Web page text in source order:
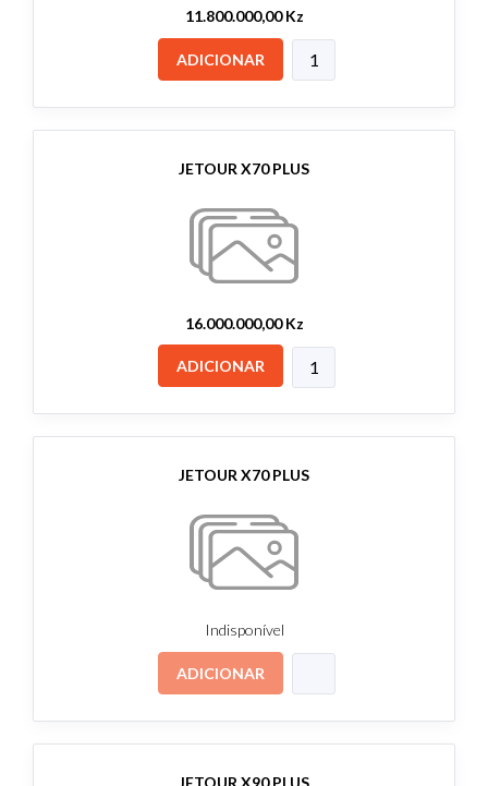
11.800.000,00 Kz
ADICIONAR
JETOUR X70 PLUS
16.000.000,00 Kz
ADICIONAR
JETOUR X70 PLUS
Indisponível
ADICIONAR